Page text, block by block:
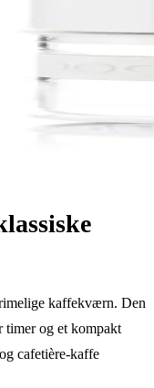
kaffekværn. Den
timer og et kompakt
cafetière-kaffe